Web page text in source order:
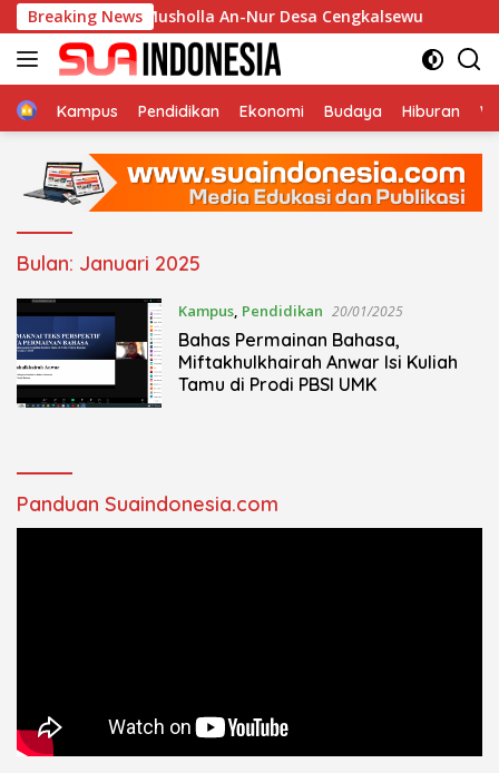
Langsung
ke
konten
Breaking News
Kurban di Musholla An-Nur Desa Cengkalsewu
HomeKampus Pendidikan Ekonomi Budaya Hiburan
Bulan: Januari 2025
Kampus, Pendidikan 20/01/2025
Bahas Permainan Bahasa,
Miftakhulkhairah Anwar Isi Kuliah
Tamu di Prodi PBSI UMK
Panduan Suaindonesia.com